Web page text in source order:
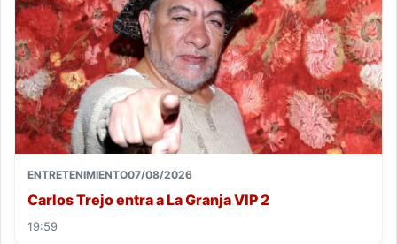
ENTRETENIMIENTO07/08/2026
Carlos Trejo entra a La Granja VIP 2
19:59